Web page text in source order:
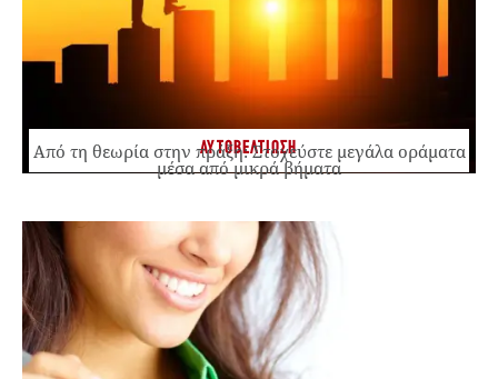
ΑΥΤΟΒΕΛΤΙΩΣΗ
Από τη θεωρία στην πράξη: Στοχεύστε μεγάλα οράματα
μέσα από μικρά βήματα